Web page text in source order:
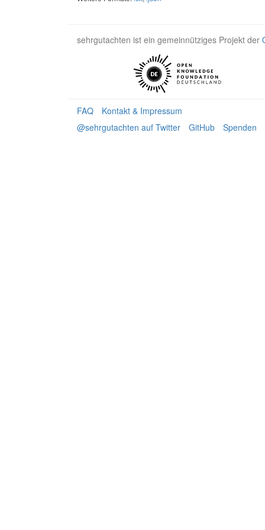
sehrgutachten ist ein gemeinnütziges Projekt der
FAQ
Kontakt & Impressum
@sehrgutachten auf Twitter
GitHub Spenden